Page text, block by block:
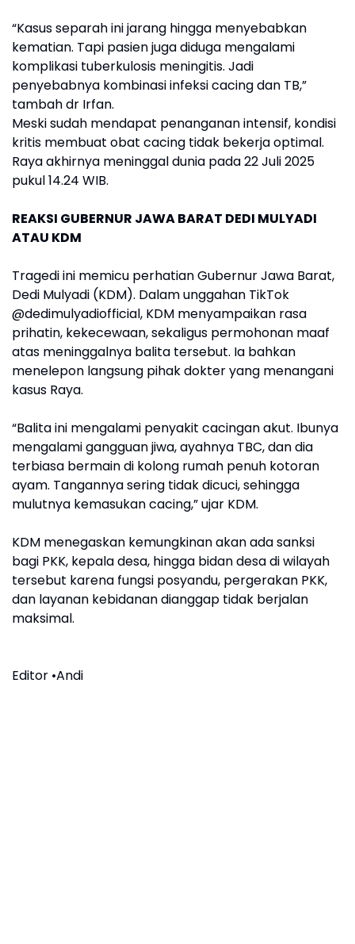
“Kasus separah ini jarang hingga menyebabkan
kematian. Tapi pasien juga diduga mengalami
komplikasi tuberkulosis meningitis. Jadi
penyebabnya kombinasi infeksi cacing dan TB,”
tambah dr Irfan.
Meski sudah mendapat penanganan intensif, kondisi
kritis membuat obat cacing tidak bekerja optimal.
Raya akhirnya meninggal dunia pada 22 Juli 2025
pukul 14.24 WIB.
REAKSI GUBERNUR JAWA BARAT DEDI MULYADI
ATAU KDM
Tragedi ini memicu perhatian Gubernur Jawa Barat,
Dedi Mulyadi (KDM). Dalam unggahan TikTok
@dedimulyadiofficial, KDM menyampaikan rasa
prihatin, kekecewaan, sekaligus permohonan maaf
atas meninggalnya balita tersebut. Ia bahkan
menelepon langsung pihak dokter yang menangani
kasus Raya.
“Balita ini mengalami penyakit cacingan akut. Ibunya
mengalami gangguan jiwa, ayahnya TBC, dan dia
terbiasa bermain di kolong rumah penuh kotoran
ayam. Tangannya sering tidak dicuci, sehingga
mulutnya kemasukan cacing,” ujar KDM.
KDM menegaskan kemungkinan akan ada sanksi
bagi PKK, kepala desa, hingga bidan desa di wilayah
tersebut karena fungsi posyandu, pergerakan PKK,
dan layanan kebidanan dianggap tidak berjalan
maksimal.
Editor •Andi